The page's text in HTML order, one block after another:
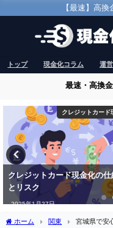
【最速】高
トップ 現金化コラム 運
最速・高換
アースサポート
2024年12月10日
ホーム 関東 宮城県で安